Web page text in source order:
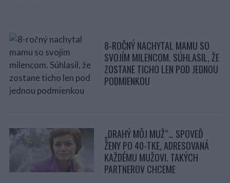
8-ROČNÝ NACHYTAL MAMU SO
SVOJÍM MILENCOM. SÚHLASIL, ŽE
ZOSTANE TICHO LEN POD JEDNOU
PODMIENKOU
„DRAHÝ MÔJ MUŽ“… SPOVEĎ
ŽENY PO 40-TKE, ADRESOVANÁ
KAŽDÉMU MUŽOVI. TAKÝCH
PARTNEROV CHCEME